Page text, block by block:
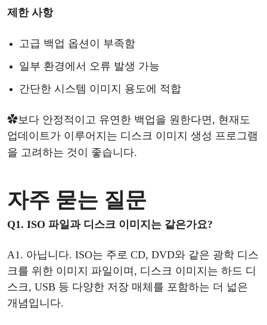
제한 사항
고급 백업 옵션이 부족함
일부 환경에서 오류 발생 가능
간단한 시스템 이미지 용도에 적합
✿보다 안정적이고 유연한 백업을 원한다면 , 현재도
업데이트가 이루어지는 디스크 이미지 생성 프로그램
을 고려하는 것이 좋습니다.
자주 묻는 질문
Q1. ISO 파일과 디스크 이미지는 같은가요?
A1. 아닙니다. ISO는 주로 CD, DVD와 같은 광학 디스
크를 위한 이미지 파일이며, 디스크 이미지는 하드 디
스크, USB 등 다양한 저장 매체를 포함하는 더 넓은
개념입니다.